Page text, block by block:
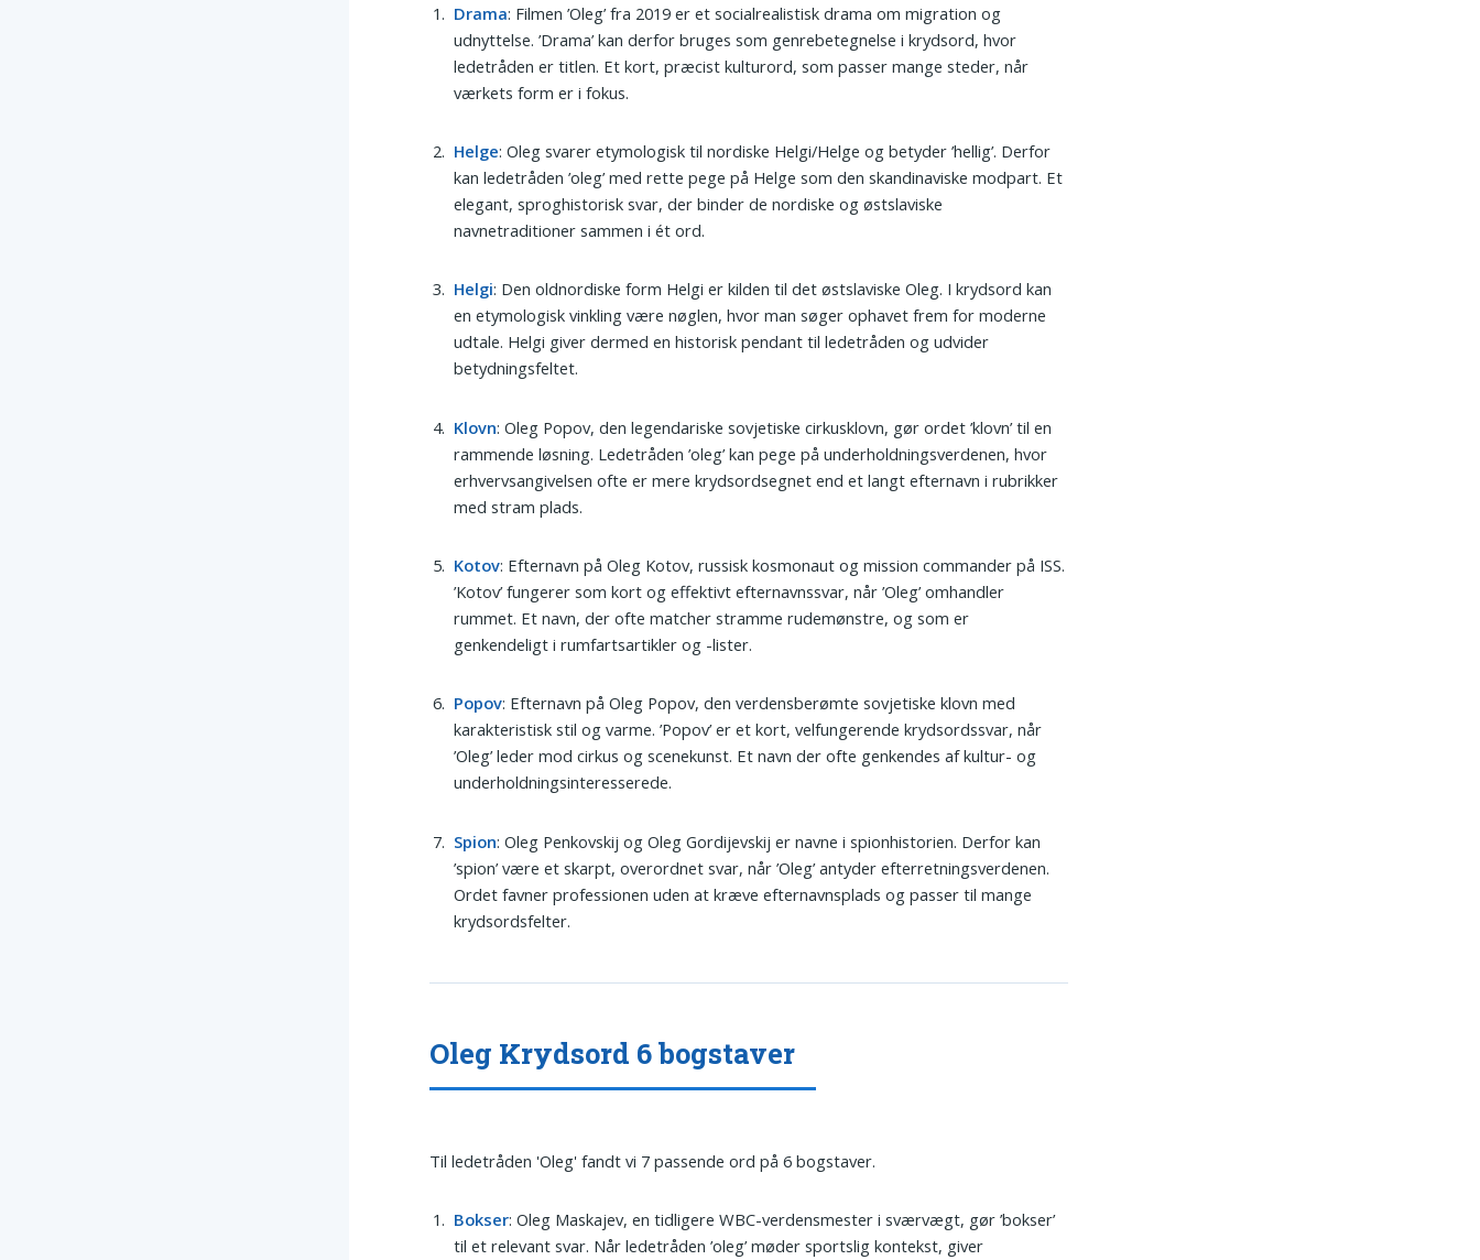
Drama: Filmen ’Oleg’ fra 2019 er et socialrealistisk drama om migration og
udnyttelse. ’Drama’ kan derfor bruges som genrebetegnelse i krydsord, hvor
ledetråden er titlen. Et kort, præcist kulturord, som passer mange steder, når
værkets form er i fokus.
Helge: Oleg svarer etymologisk til nordiske Helgi/Helge og betyder ’hellig’. Derfor
kan ledetråden ’oleg’ med rette pege på Helge som den skandinaviske modpart. Et
elegant, sproghistorisk svar, der binder de nordiske og østslaviske
navnetraditioner sammen i ét ord.
Helgi: Den oldnordiske form Helgi er kilden til det østslaviske Oleg. I krydsord kan
en etymologisk vinkling være nøglen, hvor man søger ophavet frem for moderne
udtale. Helgi giver dermed en historisk pendant til ledetråden og udvider
betydningsfeltet.
Klovn: Oleg Popov, den legendariske sovjetiske cirkusklovn, gør ordet ’klovn’ til en
rammende løsning. Ledetråden ’oleg’ kan pege på underholdningsverdenen, hvor
erhvervsangivelsen ofte er mere krydsordsegnet end et langt efternavn i rubrikker
med stram plads.
Kotov: Efternavn på Oleg Kotov, russisk kosmonaut og mission commander på ISS.
’Kotov’ fungerer som kort og effektivt efternavnssvar, når ’Oleg’ omhandler
rummet. Et navn, der ofte matcher stramme rudemønstre, og som er
genkendeligt i rumfartsartikler og -lister.
Popov: Efternavn på Oleg Popov, den verdensberømte sovjetiske klovn med
karakteristisk stil og varme. ’Popov’ er et kort, velfungerende krydsordssvar, når
’Oleg’ leder mod cirkus og scenekunst. Et navn der ofte genkendes af kultur- og
underholdningsinteresserede.
Spion: Oleg Penkovskij og Oleg Gordijevskij er navne i spionhistorien. Derfor kan
’spion’ være et skarpt, overordnet svar, når ’Oleg’ antyder efterretningsverdenen.
Ordet favner professionen uden at kræve efternavnsplads og passer til mange
krydsordsfelter.
Oleg Krydsord 6 bogstaver
Til ledetråden 'Oleg' fandt vi 7 passende ord på 6 bogstaver.
Bokser: Oleg Maskajev, en tidligere WBC-verdensmester i sværvægt, gør ’bokser’
til et relevant svar. Når ledetråden ’oleg’ møder sportslig kontekst, giver